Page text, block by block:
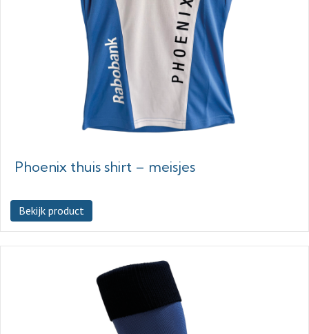
Phoenix thuis shirt – meisjes
Bekijk product